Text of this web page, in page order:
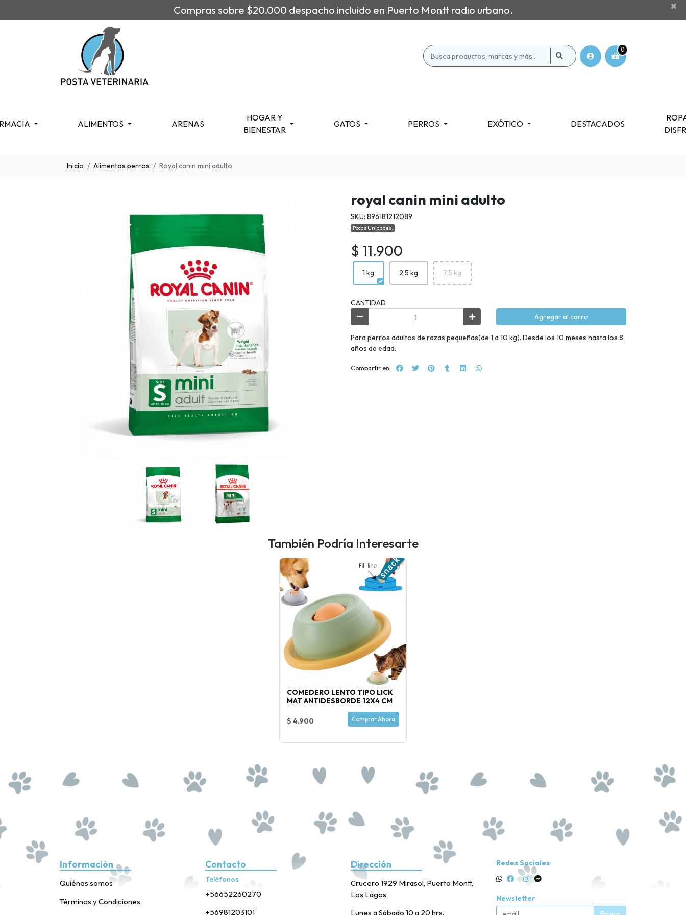
Compras sobre $20.000 despacho incluido en Puerto Montt radio urbano. ×
0
ALIMENTOS ARENAS
HOGAR Y
BIENESTAR
GATOS PERROS EXÓTICO DESTACADOS
Inicio Alimentos perros Royal canin mini adulto
royal canin mini adulto
SKU: 896181212089
Pocas Unidades.
$ 11.900
1 kg 2,5 kg 7,5 kg
CANTIDAD
Agregar al carro
Para perros adultos de razas pequeñas(de 1 a 10 kg). Desde los 10 meses hasta los 8
años de edad.
Compartir en:
También Podría Interesarte
COMEDERO LENTO TIPO LICK
MAT ANTIDESBORDE 12X4 CM
$ 4.900 Comprar Ahora
Información
Quiénes somos
Términos y Condiciones
Contacto
Teléfonos
+56652260270
+56981203101
Dirección
Crucero 1929 Mirasol, Puerto Montt,
Los Lagos
Lunes a Sábado 10 a 20 hrs.
Redes Sociales
Newsletter